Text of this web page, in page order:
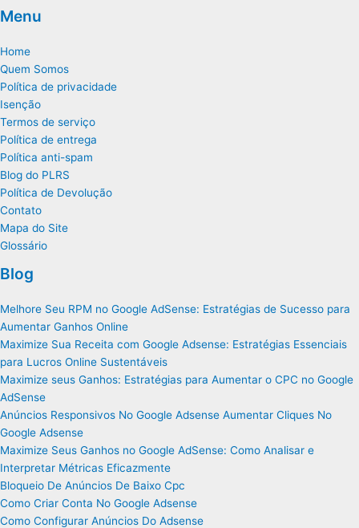
Menu
Home
Quem Somos
Política de privacidade
Isenção
Termos de serviço
Política de entrega
Política anti-spam
Blog do PLRS
Política de Devolução
Contato
Mapa do Site
Glossário
Blog
Melhore Seu RPM no Google AdSense: Estratégias de Sucesso para
Aumentar Ganhos Online
Maximize Sua Receita com Google Adsense: Estratégias Essenciais
para Lucros Online Sustentáveis
Maximize seus Ganhos: Estratégias para Aumentar o CPC no Google
AdSense
Anúncios Responsivos No Google Adsense Aumentar Cliques No
Google Adsense
Maximize Seus Ganhos no Google AdSense: Como Analisar e
Interpretar Métricas Eficazmente
Bloqueio De Anúncios De Baixo Cpc
Como Criar Conta No Google Adsense
Como Configurar Anúncios Do Adsense